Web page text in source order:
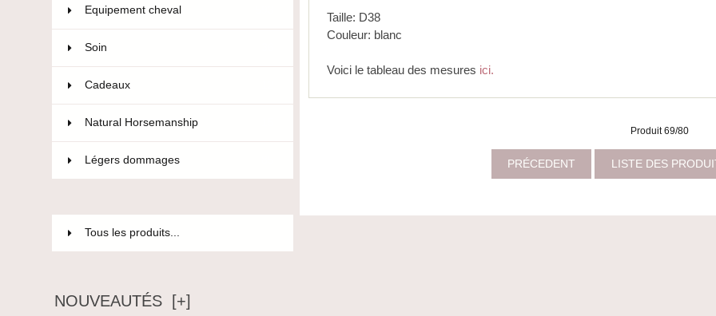
Equipement cheval
Soin
Cadeaux
Natural Horsemanship
Légers dommages
Tous les produits...
NOUVEAUTÉS [+]
Taille: D38
Couleur: blanc
Voici le tableau des mesures ici.
Produit 69/80
PRÉCEDENT LISTE DES